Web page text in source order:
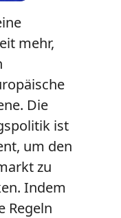
mehr,
Die
ist
um den
zu
Indem
Regeln